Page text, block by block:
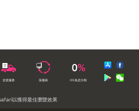
送貨服務 落樓易 0%免息分期
以獲得最佳瀏覽效果